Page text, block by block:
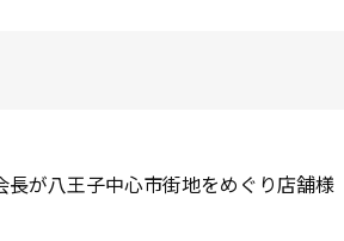
が八王子中心市街地をめぐり店舗様